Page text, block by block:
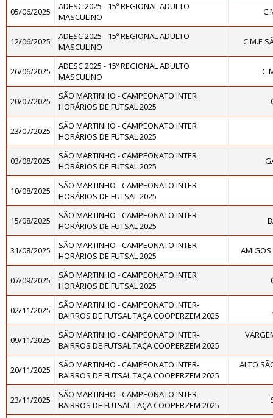
05/06/2025
ADESC 2025 - 15º REGIONAL ADULTO
MASCULINO
12/06/2025
ADESC 2025 - 15º REGIONAL ADULTO
MASCULINO
C.M.E
26/06/2025
ADESC 2025 - 15º REGIONAL ADULTO
MASCULINO
20/07/2025
SÃO MARTINHO - CAMPEONATO INTER
HORÁRIOS DE FUTSAL 2025
23/07/2025
SÃO MARTINHO - CAMPEONATO INTER
HORÁRIOS DE FUTSAL 2025
03/08/2025
SÃO MARTINHO - CAMPEONATO INTER
HORÁRIOS DE FUTSAL 2025
10/08/2025
SÃO MARTINHO - CAMPEONATO INTER
HORÁRIOS DE FUTSAL 2025
15/08/2025
SÃO MARTINHO - CAMPEONATO INTER
HORÁRIOS DE FUTSAL 2025
31/08/2025
SÃO MARTINHO - CAMPEONATO INTER
HORÁRIOS DE FUTSAL 2025
AMIGOS
07/09/2025
SÃO MARTINHO - CAMPEONATO INTER
HORÁRIOS DE FUTSAL 2025
02/11/2025
SÃO MARTINHO - CAMPEONATO INTER-
BAIRROS DE FUTSAL TAÇA COOPERZEM 2025
09/11/2025
SÃO MARTINHO - CAMPEONATO INTER-
BAIRROS DE FUTSAL TAÇA COOPERZEM 2025
20/11/2025
SÃO MARTINHO - CAMPEONATO INTER-
BAIRROS DE FUTSAL TAÇA COOPERZEM 2025
ALTO
23/11/2025
SÃO MARTINHO - CAMPEONATO INTER-
BAIRROS DE FUTSAL TAÇA COOPERZEM 2025